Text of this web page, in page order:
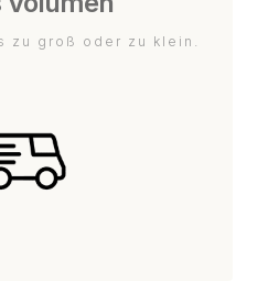
zu groß oder zu klein.